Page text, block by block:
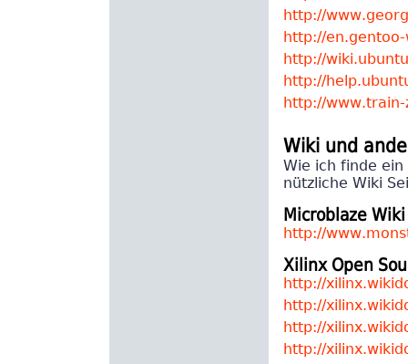
http://
http://en.gentoo-
http://
http://
http://www.train-
Wiki und
Wie ich finde
nützliche Wiki
Microblaze
http://
Xilinx Open
http://
http://
http://
http://